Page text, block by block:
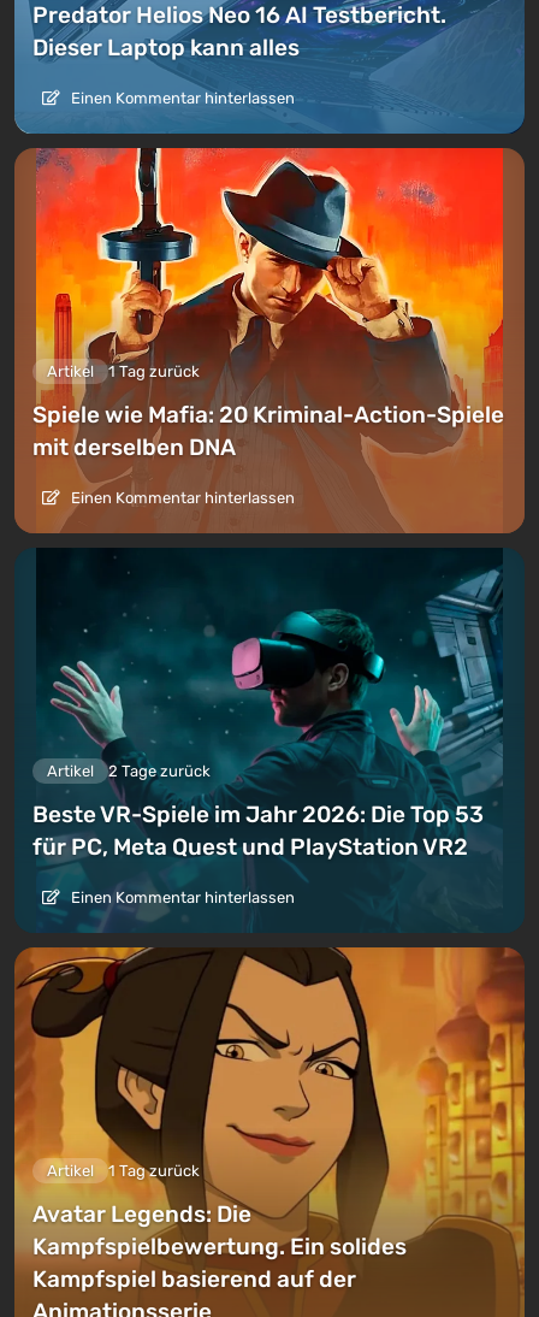
Predator Helios Neo 16 AI Testbericht.
Dieser Laptop kann alles
Einen Kommentar hinterlassen
Artikel 1 Tag zurück
Spiele wie Mafia: 20 Kriminal-Action-Spiele
mit derselben DNA
Einen Kommentar hinterlassen
Artikel 2 Tage zurück
Beste VR-Spiele im Jahr 2026: Die Top 53
für PC, Meta Quest und PlayStation VR2
Einen Kommentar hinterlassen
Artikel 1 Tag zurück
Avatar Legends: Die
Kampfspielbewertung. Ein solides
Kampfspiel basierend auf der
Animationsserie